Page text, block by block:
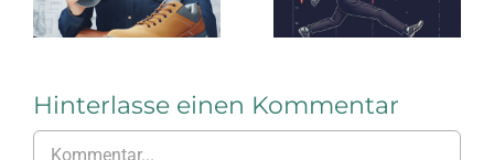
ELTEN
bis er
Hinterlasse einen Kommentar
Kommentar